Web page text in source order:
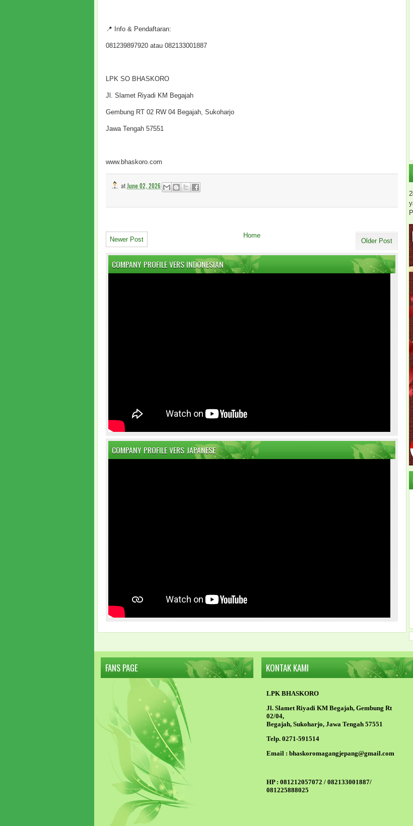
📍 Info & Pendaftaran:
081239897920 atau 082133001887
LPK SO BHASKORO
Jl. Slamet Riyadi KM Begajah
Gembung RT 02 RW 04 Begajah, Sukoharjo
Jawa Tengah 57551
www.bhaskoro.com
at June 02, 2026
Newer Post Older Post
Home
COMPANY PROFILE VERS INDONESIAN
COMPANY PROFILE VERS JAPANESE
FANS PAGE KONTAK KAMI
LPK BHASKORO
Jl. Slamet Riyadi KM Begajah, Gembung Rt
02/04,
Begajah, Sukoharjo, Jawa Tengah 57551
Telp. 0271-591514
Email : bhaskoromagangjepang@gmail.com
HP : 081212057072 / 082133001887/
081225888025